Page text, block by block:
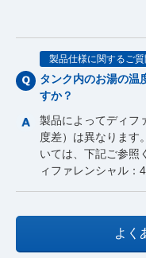
製品仕様に関するご質
タンク内のお湯の温
すか？
製品によってディフ
度差）は異なります
いては、下記ご参照
ィファレンシャル：
よく